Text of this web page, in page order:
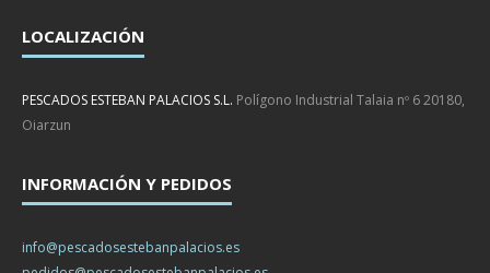
LOCALIZACIÓN
PESCADOS ESTEBAN PALACIOS S.L. Polígono Industrial Talaia nº 6 20180,
Oiarzun
INFORMACIÓN Y PEDIDOS
info@pescadosestebanpalacios.es